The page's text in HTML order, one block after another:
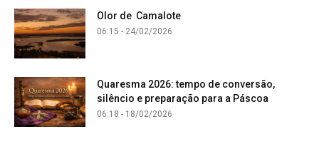
Olor de Camalote
06:15 - 24/02/2026
Quaresma 2026: tempo de conversão,
silêncio e preparação para a Páscoa
06:18 - 18/02/2026